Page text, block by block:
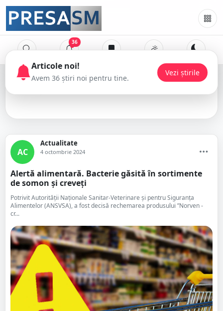
36
alertă alimentată
AC
Actualitate
4 octombrie 2024
Alertă alimentară. Bacterie găsită în sortimente
de somon și creveți
Potrivit Autorităţii Naţionale Sanitar-Veterinare şi pentru Siguranţa
Alimentelor (ANSVSA), a fost decisă rechemarea produsului ”Norven -
cr...